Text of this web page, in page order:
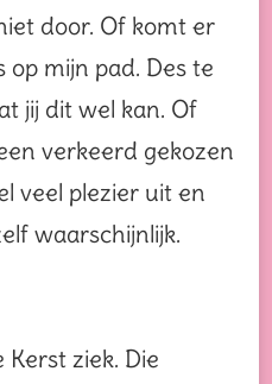
door. Of komt er
mijn pad. Des te
jij dit wel kan. Of
verkeerd gekozen
veel plezier uit en
waarschijnlijk.
Kerst ziek. Die